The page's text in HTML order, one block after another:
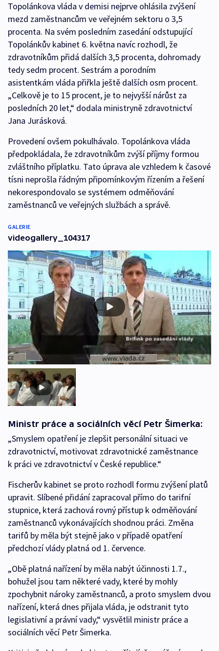
Topolánkova vláda v demisi nejprve ohlásila zvýšení
mezd zaměstnancům ve veřejném sektoru o 3,5
procenta. Na svém posledním zasedání odstupující
Topolánkův kabinet 6. května navíc rozhodl, že
zdravotníkům přidá dalších 3,5 procenta, dohromady
tedy sedm procent. Sestrám a porodním
asistentkám vláda přiřkla ještě dalších osm procent.
„Celkově je to 15 procent, je to nejvyšší nárůst za
posledních 20 let,“ dodala ministryně zdravotnictví
Jana Jurásková.
Provedení ovšem pokulhávalo. Topolánkova vláda
předpokládala, že zdravotníkům zvýší příjmy formou
zvláštního příplatku. Tato úprava ale vzhledem k časové
tísni neprošla řádným připomínkovým řízením a řešení
nekorespondovalo se systémem odměňování
zaměstnanců ve veřejných službách a správě.
GALERIE
videogallery_104317
Ministr práce a sociálních věcí Petr Šimerka:
„Smyslem opatření je zlepšit personální situaci ve
zdravotnictví, motivovat zdravotnické zaměstnance
k práci ve zdravotnictví v České republice.“
Fischerův kabinet se proto rozhodl formu zvýšení platů
upravit. Slíbené přidání zapracoval přímo do tarifní
stupnice, která zachová rovný přístup k odměňování
zaměstnanců vykonávajících shodnou práci. Změna
tarifů by měla být stejně jako v případě opatření
předchozí vlády platná od 1. července.
„Obě platná nařízení by měla nabýt účinnosti 1.7.,
bohužel jsou tam některé vady, které by mohly
zpochybnit nároky zaměstnanců, a proto smyslem dvou
nařízení, která dnes přijala vláda, je odstranit tyto
legislativní a právní vady,“ vysvětlil ministr práce a
sociálních věcí Petr Šimerka.